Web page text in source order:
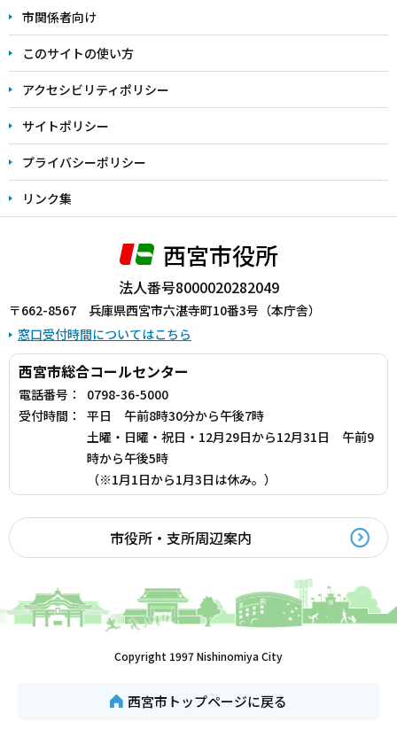
こ
ま
で
市関係者向け
このサイトの使い方
アクセシビリティポリシー
サイトポリシー
プライバシーポリシー
リンク集
西宮市役所
法人番号8000020282049
〒662-8567 兵庫県西宮市六湛寺町10番3号（本庁舎）
窓口受付時間についてはこちら
西宮市総合コールセンター
電話番号：
0798-36-5000
受付時間：
平日 午前8時30分から午後7時
土曜・日曜・祝日・12月29日から12月31日 午前9
時から午後5時
（※1月1日から1月3日は休み。）
市役所・支所周辺案内
Copyright 1997 Nishinomiya City
西宮市トップページに戻る